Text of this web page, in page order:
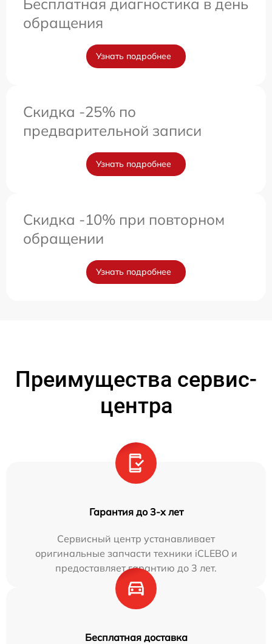
обращения
Узнать подробнее
Скидка -25% по
предварительной записи
Узнать подробнее
Скидка -10% при повторном
обращении
Узнать подробнее
Преимущества сервис-
центра
Гарантия до 3-х лет
Сервисный центр устанавливает
оригинальные запчасти техники iCLEBO и
предоставляет гарантию до 3 лет.
Бесплатная доставка